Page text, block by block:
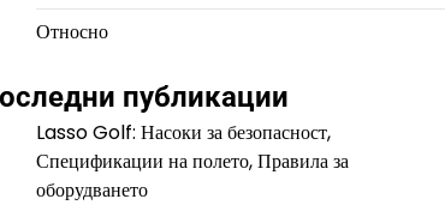
Относно
публикации
Lasso Golf: Насоки за безопасност,
Спецификации на полето, Правила за
оборудването